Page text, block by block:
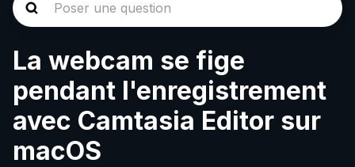
La webcam se fige
pendant l'enregistrement
avec Camtasia Editor sur
macOS